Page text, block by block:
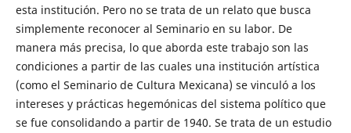
esta institución. Pero no se trata de un relato que busca
simplemente reconocer al Seminario en su labor. De
manera más precisa, lo que aborda este trabajo son las
condiciones a partir de las cuales una institución artística
(como el Seminario de Cultura Mexicana) se vinculó a los
intereses y prácticas hegemónicas del sistema político que
se fue consolidando a partir de 1940. Se trata de un estudio